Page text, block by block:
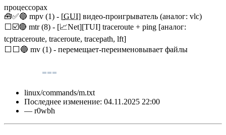
процессорах
🧰✅🔵 mpv (1) - [GUI] видео-проигрыватель (аналог: vlc)
⬜☑️🔴 mtr (8) - [📈Net][TUI] traceroute + ping [аналог:
tcptraceroute, traceroute, tracepath, lft]
⬜⬜🔵 mv (1) - перемещает-переименовывает файлы
linux/commands/m.txt
Последнее изменение: 04.11.2025 22:00
— r0wbh